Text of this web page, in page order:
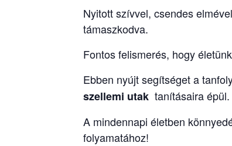
Nyitott szívvel, csendes
támaszkodva.
Fontos felismerés, hogy
Ebben nyújt segítséget a
szellemi utak tanításaira épül.
A mindennapi életben
folyamatához!